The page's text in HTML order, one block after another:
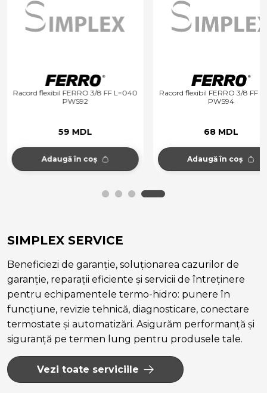
Racord flexibil FERRO 3/8 FF L=040
PWS92
59 MDL
Adaugă în coș
Racord flexibil FERRO 3/8 FF
PWS94
68 MDL
Adaugă în coș
SIMPLEX SERVICE
Beneficiezi de garanție, soluționarea cazurilor de
garanție, reparații eficiente și servicii de întreținere
pentru echipamentele termo-hidro: punere în
funcțiune, revizie tehnică, diagnosticare, conectare
termostate și automatizări. Asigurăm performanță și
siguranță pe termen lung pentru produsele tale.
Vezi toate serviciile